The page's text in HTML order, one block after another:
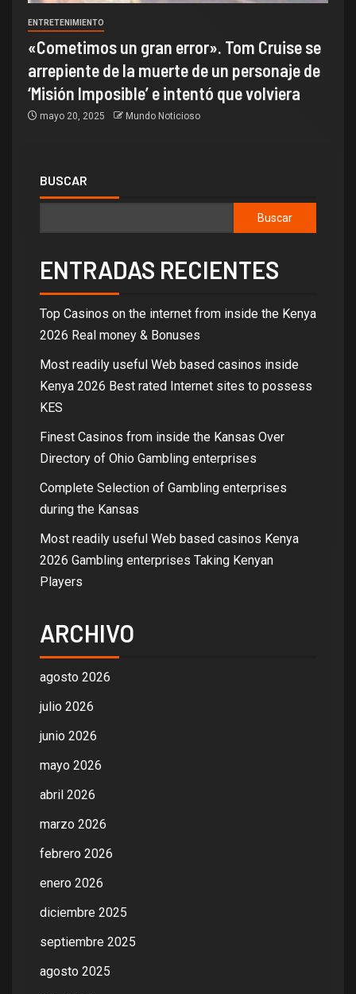
ENTRETENIMIENTO
«Cometimos un gran error». Tom Cruise se
arrepiente de la muerte de un personaje de
‘Misión Imposible’ e intentó que volviera
mayo 20, 2025 Mundo Noticioso
BUSCAR
Buscar
ENTRADAS RECIENTES
Top Casinos on the internet from inside the Kenya
2026 Real money & Bonuses
Most readily useful Web based casinos inside
Kenya 2026 Best rated Internet sites to possess
KES
Finest Casinos from inside the Kansas Over
Directory of Ohio Gambling enterprises
Complete Selection of Gambling enterprises
during the Kansas
Most readily useful Web based casinos Kenya
2026 Gambling enterprises Taking Kenyan
Players
ARCHIVO
agosto 2026
julio 2026
junio 2026
mayo 2026
abril 2026
marzo 2026
febrero 2026
enero 2026
diciembre 2025
septiembre 2025
agosto 2025